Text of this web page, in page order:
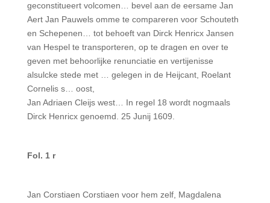
geconstitueert volcomen… bevel aan de eer­same Jan
Aert Jan Pauwels omme te compareren voor Schouteth
en Schepenen… tot behoeft van Dirck Henricx Jansen
van Hespel te transporteren, op te dragen en over te
geven met behoorlijke renunciatie en vertijenisse
alsulcke stede met … gelegen in de Heijcant, Roelant
Cornelis s… oost,
Jan Adriaen Cleijs west… In regel 18 wordt nogmaals
Dirck Henricx genoemd. 25 Junij 1609.
Fol. 1 r
Jan Corstiaen Corstiaen voor hem zelf, Magdalena